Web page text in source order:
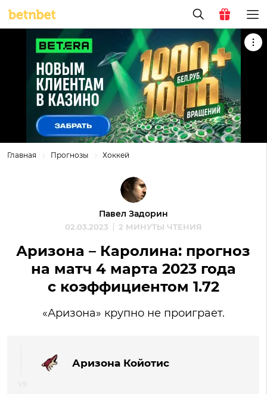
Главная Прогнозы Хоккей
Павел Задорин
02.03.2023 2 МИНУТЫ ЧТЕНИЯ
Аризона – Каролина: прогноз
на матч 4 марта 2023 года
с коэффициентом 1.72
«Аризона» крупно не проиграет.
Аризона Койотис